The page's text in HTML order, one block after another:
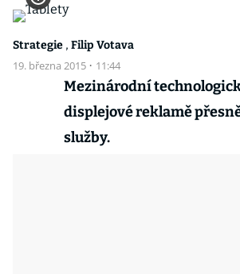
Strategie , Filip Votava
19. března 2015 · 11:44
Mezinárodní
displejové reklamě
služby.